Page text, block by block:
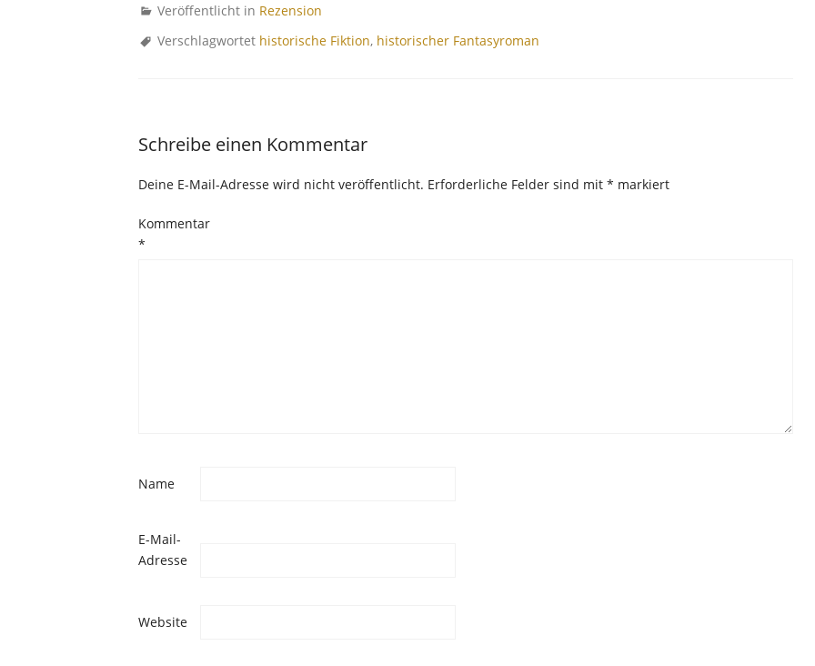
Veröffentlicht in Rezension
Verschlagwortet historische Fiktion, historischer Fantasyroman
Schreibe einen Kommentar
Deine E-Mail-Adresse wird nicht veröffentlicht. Erforderliche Felder sind mit * markiert
Kommentar
*
Name
E-Mail-
Adresse
Website